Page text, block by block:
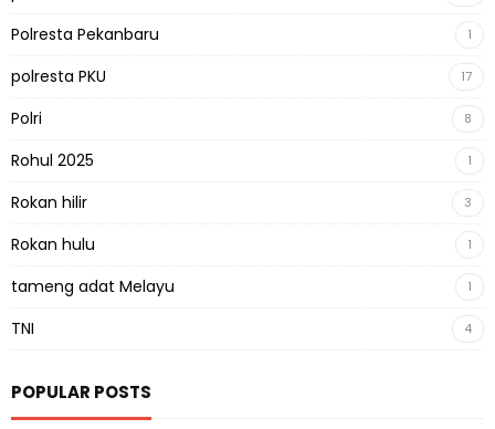
Polresta Pekanbaru 1
polresta PKU 17
Polri 8
Rohul 2025 1
Rokan hilir 3
Rokan hulu 1
tameng adat Melayu 1
TNI 4
POPULAR POSTS